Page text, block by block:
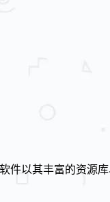
以其丰富的资源